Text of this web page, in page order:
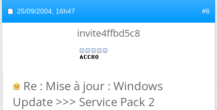
25/09/2004, 16h47 #6
invite4ffbd5c8
Re : Mise à jour : Windows
Update >>> Service Pack 2